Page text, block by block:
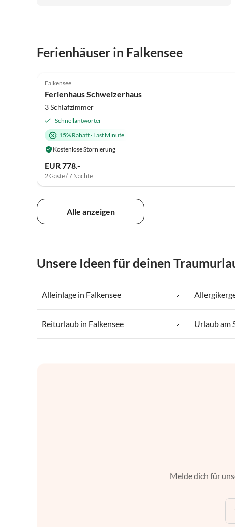
Ferienhäuser in Falkensee
Falkensee
Ferienhaus Schweizerhaus
3 Schlafzimmer
Schnellantworter
15% Rabatt· Last Minute
Kostenlose Stornierung
EUR 778.-
2 Gäste / 7 Nächte
Alle anzeigen
Unsere Ideen für deinen
Alleinlage in Falkensee
Reiturlaub in Falkensee Urlaub am
Melde dich für